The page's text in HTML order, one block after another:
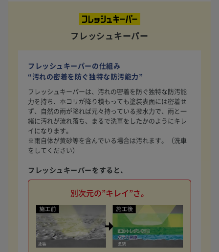
フレッシュキーパー
フレッシュキーパーの仕組み
“汚れの密着を防ぐ独特な防汚能力”
フレッシュキーパーは、汚れの密着を防ぐ独特な防汚能
力を持ち、ホコリが降り積もっても塗装表面には密着せ
ず、自然の雨が降れば元々持っている撥水力で、雨と一
緒に汚れが流れ落ち、まるで洗車をしたかのようにキレ
イになります。
※雨自体が黄砂等を含んでいる場合は汚れます。（洗車
をしてください）
フレッシュキーパーをすると、
別次元の”キレイ”さ。